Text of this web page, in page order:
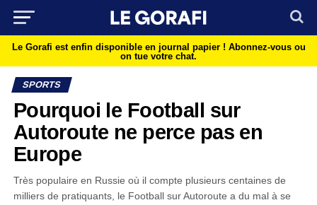
Le Gorafi est enfin disponible en journal papier ! Abonnez-vous ou
on tue votre chat.
SPORTS
Pourquoi le Football sur
Autoroute ne perce pas en
Europe
Très populaire en Russie où il compte plusieurs centaines de
milliers de pratiquants, le Football sur Autoroute a du mal à se